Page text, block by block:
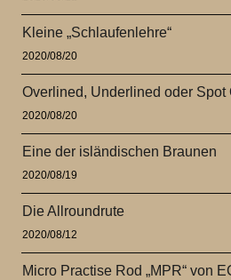
Kleine „Schlaufenlehre“
2020/08/20
Overlined, Underlined oder Spot
2020/08/20
Eine der isländischen Braunen
2020/08/19
Die Allroundrute
2020/08/12
Micro Practise Rod „MPR“ von